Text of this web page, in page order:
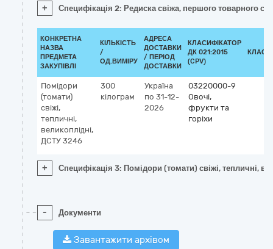
+ Специфікація 2: Редиска свіжа, першого товарного
КОНКРЕТНА
НАЗВА
ПРЕДМЕТА
ЗАКУПІВЛІ
КІЛЬКІСТЬ
/
ОД.ВИМІРУ
АДРЕСА
ДОСТАВКИ
/ ПЕРІОД
ДОСТАВКИ
КЛАСИФІКАТОР
ДК 021:2015
(CPV)
Помідори
(томати)
свіжі,
тепличні,
великоплідні,
ДСТУ 3246
300
кілограм
Україна
по 31-12-
2026
03220000-9
Овочі,
фрукти та
горіхи
+ Специфікація 3: Помідори (томати) свіжі, тепличні,
- Документи
Завантажити архівом